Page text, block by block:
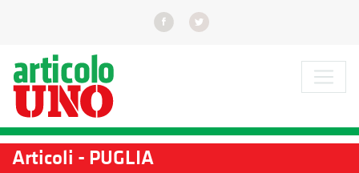
Articoli - PUGLIA